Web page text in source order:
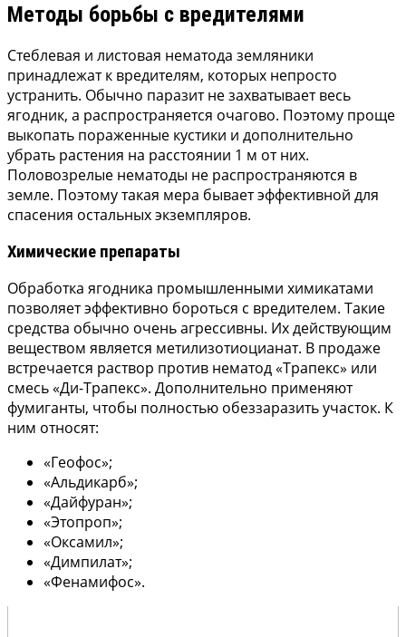
Методы борьбы с вредителями
Стеблевая и листовая нематода земляники
принадлежат к вредителям, которых непросто
устранить. Обычно паразит не захватывает весь
ягодник, а распространяется очагово. Поэтому проще
выкопать пораженные кустики и дополнительно
убрать растения на расстоянии 1 м от них.
Половозрелые нематоды не распространяются в
земле. Поэтому такая мера бывает эффективной для
спасения остальных экземпляров.
Химические препараты
Обработка ягодника промышленными химикатами
позволяет эффективно бороться с вредителем. Такие
средства обычно очень агрессивны. Их действующим
веществом является метилизотиоцианат. В продаже
встречается раствор против нематод «Трапекс» или
смесь «Ди-Трапекс». Дополнительно применяют
фумиганты, чтобы полностью обеззаразить участок. К
ним относят:
«Геофос»;
«Альдикарб»;
«Дайфуран»;
«Этопроп»;
«Оксамил»;
«Димпилат»;
«Фенамифос».